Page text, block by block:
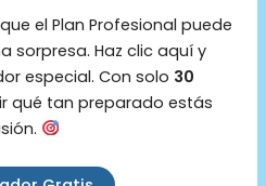
el Plan Profesional puede
sorpresa. Haz clic aquí y
especial. Con solo 30
qué tan preparado estás